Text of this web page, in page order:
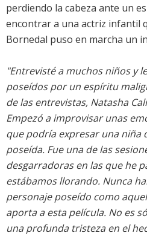
perdiendo la cabeza ante un
encontrar a una actriz infantil
Bornedal puso en marcha un
"Entrevisté a muchos niños y
poseídos por un espíritu
de las entrevistas, Natasha
Empezó a improvisar unas
que podría expresar una niña
poseída. Fue una de las
desgarradoras en las que he
estábamos llorando. Nunca
personaje poseído como
aporta a esta película. No es
una profunda tristeza en el